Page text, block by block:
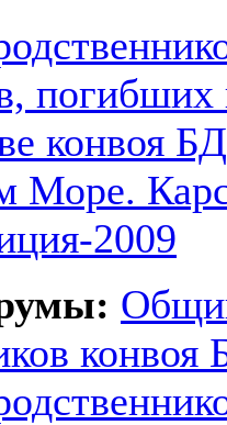
погибших
конвоя
Море.
2009
конвоя